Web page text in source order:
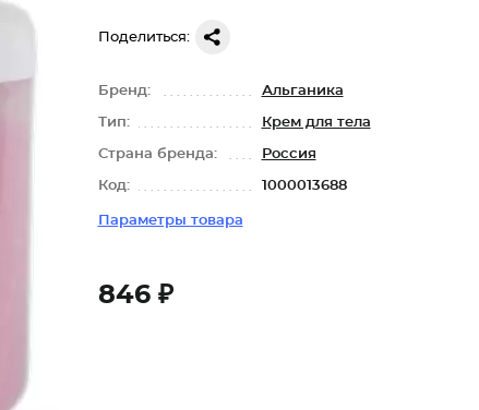
Поделиться:
Бренд: Альганика
Тип: Крем для тела
Страна бренда: Россия
Код: 1000013688
Параметры товара
846 ₽